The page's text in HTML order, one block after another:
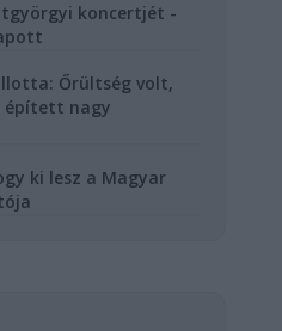
koncertjét -
Őrültség volt,
épített nagy
ki lesz a Magyar